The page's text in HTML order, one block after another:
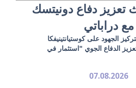
تعزيز دفاع دونيتسك
دراباتي
الجهود على كوستيانتينيفكا
الدفاع الجوي "استثمار في
07.08.2026